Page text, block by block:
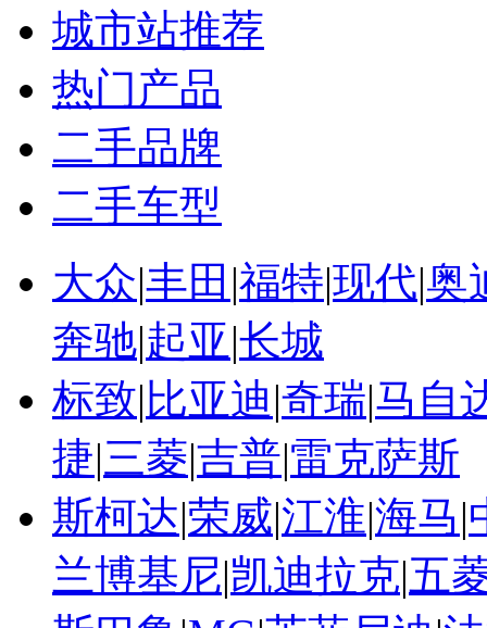
城市站推荐
热门产品
二手品牌
二手车型
大众|丰田 |福特|现代|奥
奔驰|起亚|长城
标致| 比亚迪|奇瑞|马自
捷|三菱|吉普|雷克萨斯
斯柯达|荣威|江淮|海马|
兰博基尼|凯迪拉克|五